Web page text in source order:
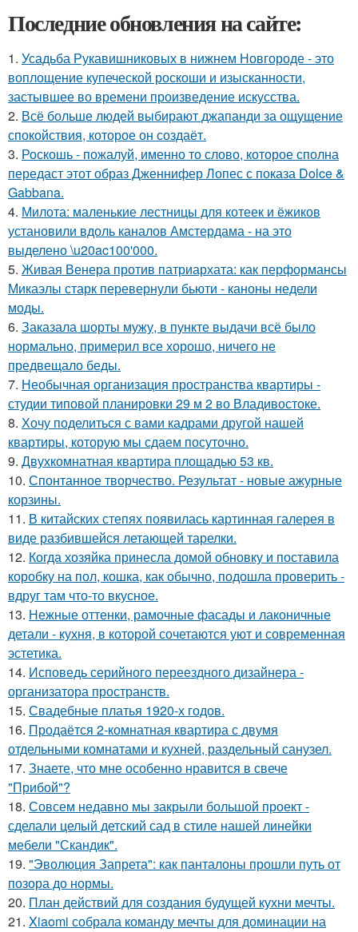
Последние обновления на сайте:
1. Усадьба Рукавишниковых в нижнем Новгороде - это
воплощение купеческой роскоши и изысканности,
застывшее во времени произведение искусства.
2. Всё больше людей выбирают джапанди за ощущение
спокойствия, которое он создаёт.
3. Роскошь - пожалуй, именно то слово, которое сполна
передаст этот образ Дженнифер Лопес с показа Dolce &
Gabbana.
4. Милота: маленькие лестницы для котеек и ёжиков
установили вдоль каналов Амстердама - на это
выделено \u20ac100'000.
5. Живая Венера против патриархата: как перформансы
Микаэлы старк перевернули бьюти - каноны недели
моды.
6. Заказала шорты мужу, в пункте выдачи всё было
нормально, примерил все хорошо, ничего не
предвещало беды.
7. Необычная организация пространства квартиры -
студии типовой планировки 29 м 2 во Владивостоке.
8. Хочу поделиться с вами кадрами другой нашей
квартиры, которую мы сдаем посуточно.
9. Двухкомнатная квартира площадью 53 кв.
10. Спонтанное творчество. Результат - новые ажурные
корзины.
11. В китайских степях появилась картинная галерея в
виде разбившейся летающей тарелки.
12. Когда хозяйка принесла домой обновку и поставила
коробку на пол, кошка, как обычно, подошла проверить -
вдруг там что-то вкусное.
13. Нежные оттенки, рамочные фасады и лаконичные
детали - кухня, в которой сочетаются уют и современная
эстетика.
14. Исповедь серийного переездного дизайнера -
организатора пространств.
15. Свадебные платья 1920-х годов.
16. Продаётся 2-комнатная квартира с двумя
отдельными комнатами и кухней, раздельный санузел.
17. Знаете, что мне особенно нравится в свече
"Прибой"?
18. Совсем недавно мы закрыли большой проект -
сделали целый детский сад в стиле нашей линейки
мебели "Скандик".
19. "Эволюция Запрета": как панталоны прошли путь от
позора до нормы.
20. План действий для создания будущей кухни мечты.
21. Xiaomi собрала команду мечты для доминации на